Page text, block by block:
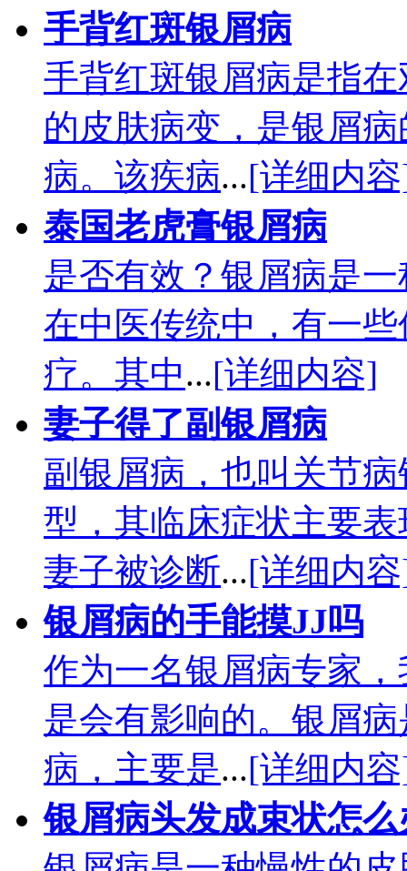
手背红斑银屑病
手背红斑银屑病是指
的皮肤病变，是银屑
病。该疾病...[详细内
泰国老虎膏银屑病
是否有效？银屑病是
在中医传统中，有一
疗。其中...[详细内容]
妻子得了副银屑病
副银屑病，也叫关节
型，其临床症状主要
妻子被诊断...[详细内
银屑病的手能摸JJ吗
作为一名银屑病专家
是会有影响的。银屑
病，主要是...[详细内
银屑病头发成束状怎么